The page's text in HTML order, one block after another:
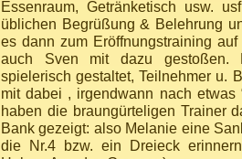
Essenraum, Getränketisch usw.
üblichen Begrüßung & Belehrung
es dann zum Eröffnungstraining
auch Sven mit dazu gestoßen.
spielerisch gestaltet, Teilnehmer u.
mit dabei , irgendwann nach etwas
haben die braungürteligen Trainer
Bank gezeigt: also Melanie eine
die Nr.4 bzw. ein Dreieck